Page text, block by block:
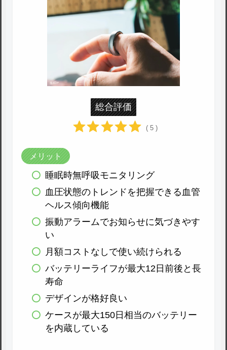
総合評価
( 5 )
メリット
睡眠時無呼吸モニタリング
血圧状態のトレンドを把握できる血管
ヘルス傾向機能
振動アラームでお知らせに気づきやす
い
月額コストなしで使い続けられる
バッテリーライフが最大12日前後と長
寿命
デザインが格好良い
ケースが最大150日相当のバッテリー
を内蔵している